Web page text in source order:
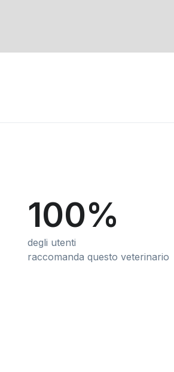
100%
degli utenti
raccomanda questo veterinario